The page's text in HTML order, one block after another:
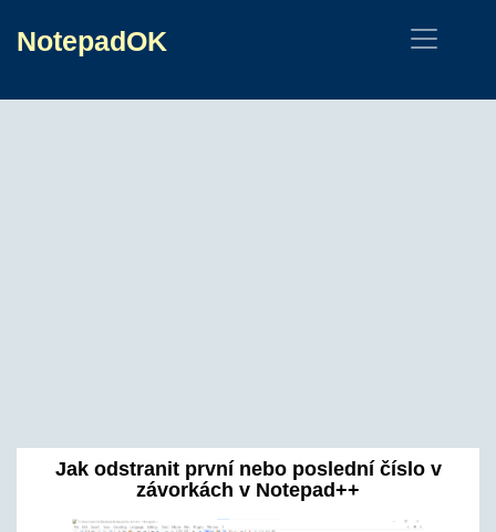
NotepadOK
Jak odstranit první nebo poslední číslo v
závorkách v Notepad++